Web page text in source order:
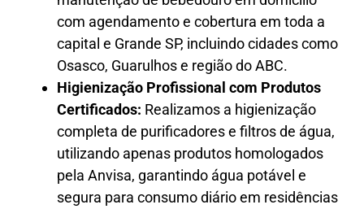
com agendamento e cobertura em toda a
capital e Grande SP, incluindo cidades como
Osasco, Guarulhos e região do ABC.
Higienização Profissional com Produtos
Certificados: Realizamos a higienização
completa de purificadores e filtros de água,
utilizando apenas produtos homologados
pela Anvisa, garantindo água potável e
segura para consumo diário em residências